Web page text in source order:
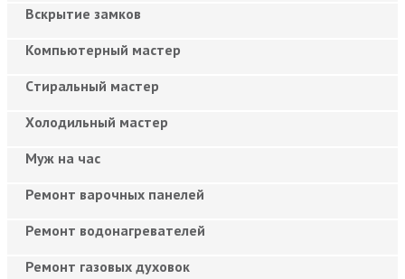
Вскрытие замков
Компьютерный мастер
Cтиральный мастер
Холодильный мастер
Муж на час
Ремонт варочных панелей
Ремонт водонагревателей
Ремонт газовых духовок